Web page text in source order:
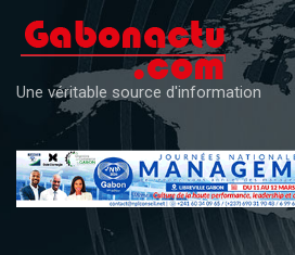
content
Une véritable source d'information